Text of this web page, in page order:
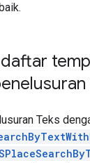
Teks